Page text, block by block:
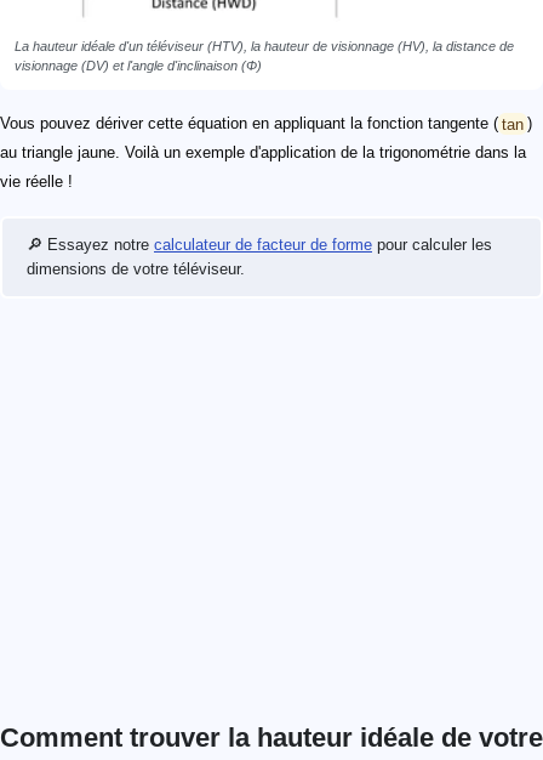
La hauteur idéale d'un téléviseur (HTV), la hauteur de visionnage (HV), la distance de
visionnage (DV) et l'angle d'inclinaison (Φ)
Vous pouvez dériver cette équation en appliquant la fonction tangente ( tan )
au triangle jaune. Voilà un exemple d'application de la trigonométrie dans la
vie réelle !
🔎 Essayez notre calculateur de facteur de forme pour calculer les
dimensions de votre téléviseur.
Comment trouver la hauteur idéale de votre